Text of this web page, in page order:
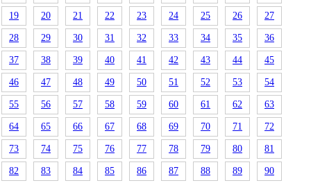
19 20 21 22 23 24 25 26 27
28 29 30 31 32 33 34 35 36
37 38 39 40 41 42 43 44 45
46 47 48 49 50 51 52 53 54
55 56 57 58 59 60 61 62 63
64 65 66 67 68 69 70 71 72
73 74 75 76 77 78 79 80 81
82 83 84 85 86 87 88 89 90